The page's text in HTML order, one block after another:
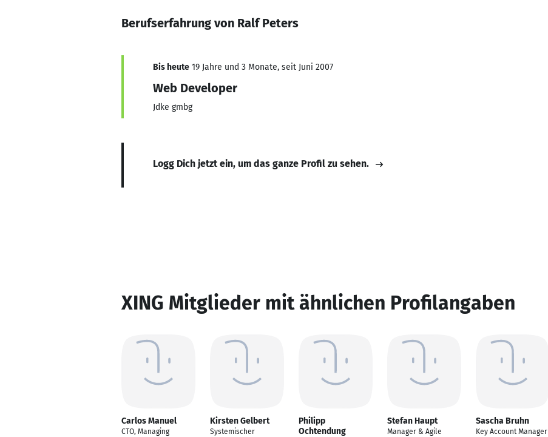
Berufserfahrung von Ralf Peters
Bis heute 19 Jahre und 3 Monate, seit Juni 2007
Web Developer
Jdke gmbg
Logg Dich jetzt ein, um das ganze Profil zu sehen.
XING Mitglieder mit ähnlichen Profilangaben
Carlos Manuel
CTO, Managing
Kirsten Gelbert
Systemischer
Philipp
Ochtendung
Stefan Haupt
Manager & Agile
Sascha Bruhn
Key Account Manager